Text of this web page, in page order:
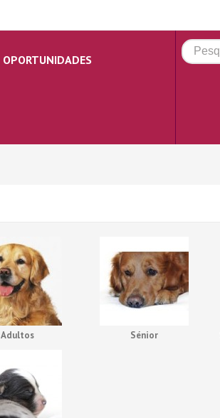
OPORTUNIDADES
Adultos Sénior